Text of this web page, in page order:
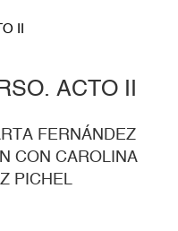
II
ACTO II
FERNÁNDEZ
CON CAROLINA
PICHEL